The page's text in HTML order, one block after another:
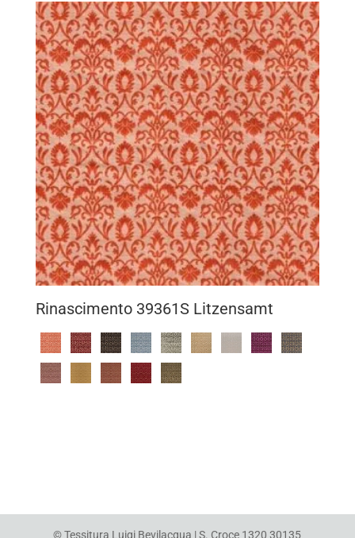
Rinascimento 39361S Litzensamt
© Tessitura Luigi Bevilacqua | S. Croce 1320 30135